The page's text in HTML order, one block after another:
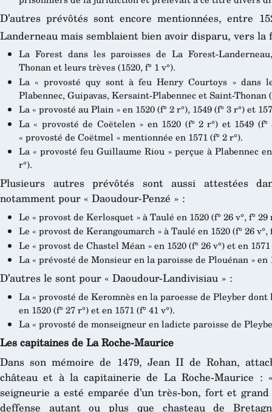
D’autres prévôtés sont encore mentionnées, entre
Landerneau mais semblaient bien avoir disparu, vers la
La Forest dans les paroisses de La Forest-
Thonan et leurs trèves (1520, f° 1 v°).
La « provosté quy sont à feu Henry Courtoys » dans
Plabennec, Guipavas, Kersaint-Plabennec et Saint-Thonan
La « provosté au Plain » en 1520 (f° 2 r°), 1549 (f° 3 r°) et
La « provosté de Coëtelen » en 1520 (f° 2 r°) et 1549
« provosté de Coëtmel » mentionnée en 1571 (f° 2 r°).
La « provosté feu Guillaume Riou » perçue à Plabennec
r°).
Plusieurs autres prévôtés sont aussi attestées
notamment pour « Daoudour-Penzé » :
Le « provost de Kerlosquet » à Taulé en 1520 (f° 26 v°, f° 29
Le « provost de Kerangoumarch » à Taulé en 1520 (f° 26 v°,
Le « provost de Chastel Méan » en 1520 (f° 26 v°) et en 1571
La « prévosté de Monsieur en la paroisse de Plouénan » en
D’autres le sont pour « Daoudour-Landivisiau » :
La « provosté de Keromnès en la paroesse de Pleyber
en 1520 (f° 27 r°) et en 1571 (f° 41 v°).
La « provosté de monseigneur en ladicte paroisse de
Les capitaines de La Roche-Maurice
Dans son mémoire de 1479, Jean II de Rohan,
château et à la capitainerie de La Roche-Maurice
seigneurie a esté emparée d’un très-bon, fort et
deffense autant ou plus que chasteau de